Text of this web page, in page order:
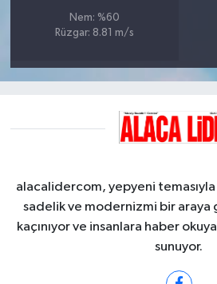
Nem: %60
Rüzgar: 8.81 m/s
alacalidercom, yepyeni
sadelik ve modernizmi bir
kaçınıyor ve insanlara haber
sunuyor.